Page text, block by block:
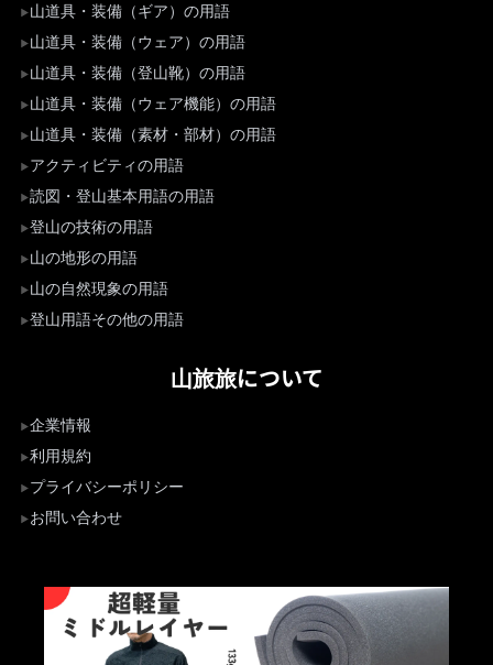
山道具・装備（ギア）の用語
山道具・装備（ウェア）の用語
山道具・装備（登山靴）の用語
山道具・装備（ウェア機能）の用語
山道具・装備（素材・部材）の用語
アクティビティの用語
読図・登山基本用語の用語
登山の技術の用語
山の地形の用語
山の自然現象の用語
登山用語その他の用語
山旅旅について
企業情報
利用規約
プライバシーポリシー
お問い合わせ